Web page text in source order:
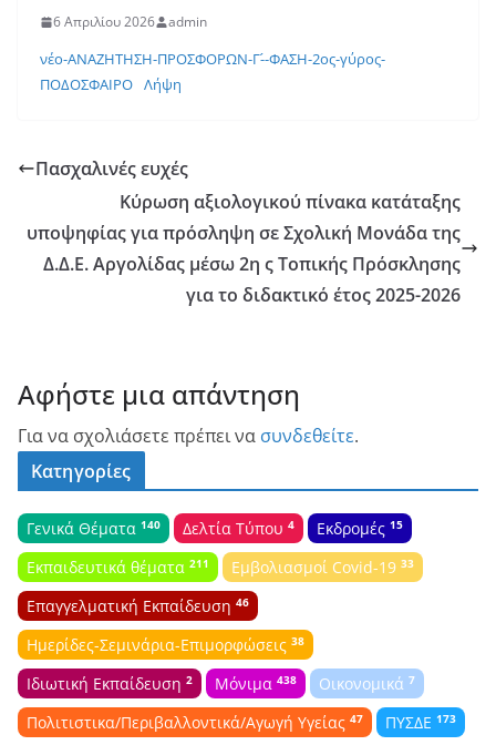
6 Απριλίου 2026 admin
νέο-ΑΝΑΖΗΤΗΣΗ-ΠΡΟΣΦΟΡΩΝ-Γ-́-ΦΑΣΗ-2ος-γύρος-
ΠΟΔΟΣΦΑΙΡΟ Λήψη
Πασχαλινές ευχές
Κύρωση αξιολογικού πίνακα κατάταξης
υποψηφίας για πρόσληψη σε Σχολική Μονάδα της
Δ.Δ.Ε. Αργολίδας μέσω 2η ς Τοπικής Πρόσκλησης
για το διδακτικό έτος 2025-2026
Αφήστε μια απάντηση
Για να σχολιάσετε πρέπει να συνδεθείτε.
Κατηγορίες
Γενικά Θέματα 140 Δελτία Τύπου 4 Εκδρομές 15
Εκπαιδευτικά θέματα 211 Εμβολιασμοί Covid-19 33
Επαγγελματική Εκπαίδευση 46
Ημερίδες-Σεμινάρια-Επιμορφώσεις 38
Ιδιωτική Εκπαίδευση 2 Μόνιμα 438 Οικονομικά 7
Πολιτιστικα/Περιβαλλοντικά/Αγωγή Υγείας 47 ΠΥΣΔΕ 173